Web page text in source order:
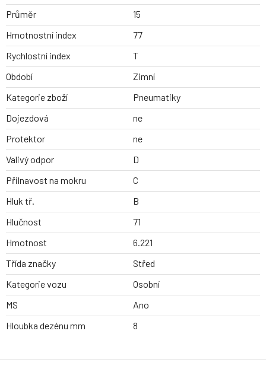
Průměr
15
Hmotnostní index
77
Rychlostní index
T
Období
Zimní
Kategorie zboží
Pneumatiky
Dojezdová
ne
Protektor
ne
Valivý odpor
D
Přilnavost na mokru
C
Hluk tř.
B
Hlučnost
71
Hmotnost
6.221
Třída značky
Střed
Kategorie vozu
Osobní
MS
Ano
Hloubka dezénu mm
8